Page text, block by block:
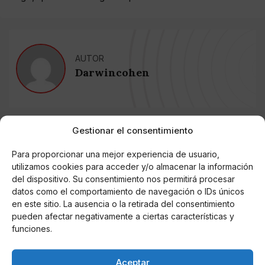
Gestionar el consentimiento
Para proporcionar una mejor experiencia de usuario,
utilizamos cookies para acceder y/o almacenar la información
del dispositivo. Su consentimiento nos permitirá procesar
datos como el comportamiento de navegación o IDs únicos
en este sitio. La ausencia o la retirada del consentimiento
pueden afectar negativamente a ciertas características y
funciones.
Aceptar
AUTOR
Darwincohen
Noticias relacionadas
Mejores Cripto Casinos Online en
Colombia 2025: Bitcoin Casinos
Online Casino
Mejores Casinos Online con Bitcoin y
Criptomonedas en Argentina 2025